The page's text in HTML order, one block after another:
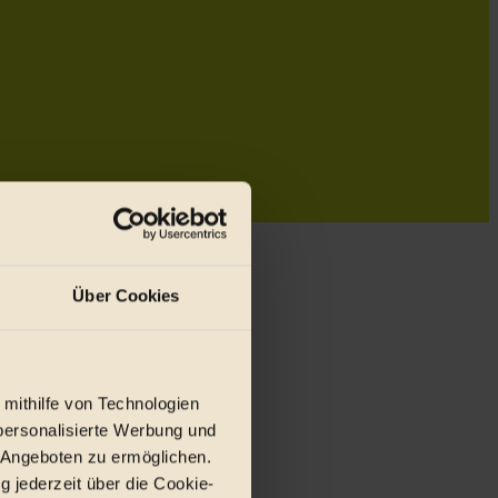
Über Cookies
von Technologien
Werbung und
zu ermöglichen.
jederzeit über die Cookie-